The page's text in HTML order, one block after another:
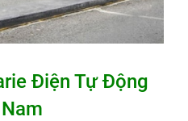
Điện Tự Động